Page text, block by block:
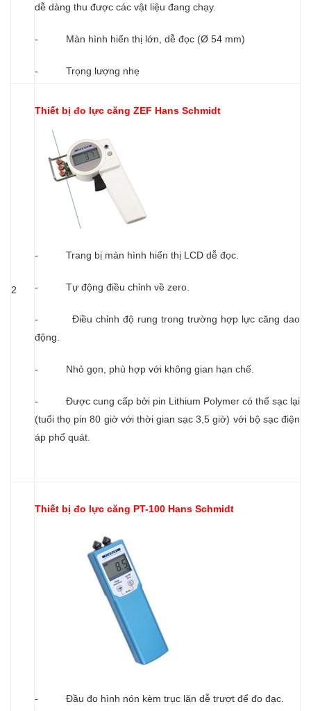
dễ dàng thu được các vật liệu đang chạy.
- Màn hình hiển thị lớn, dễ đọc (Ø 54 mm)
- Trọng lượng nhẹ
2
Thiết bị đo lực căng ZEF Hans Schmidt
- Trang bị màn hình hiển thị LCD dễ đọc.
- Tự động điều chỉnh về zero.
- Điều chỉnh độ rung trong trường hợp lực căng dao
động.
- Nhỏ gọn, phù hợp với không gian hạn chế.
- Được cung cấp bởi pin Lithium Polymer có thể sạc lại
(tuổi thọ pin 80 giờ với thời gian sạc 3,5 giờ) với bộ sạc điện
áp phổ quát.
Thiết bị đo lực căng PT-100 Hans Schmidt
- Đầu đo hình nón kèm trục lăn dễ trượt để đo đạc.